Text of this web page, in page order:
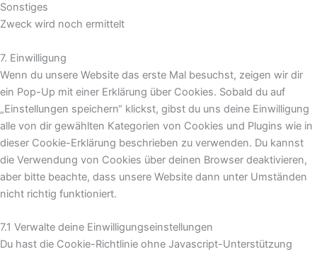
Sonstiges
Zweck wird noch ermittelt
7. Einwilligung
Wenn du unsere Website das erste Mal besuchst, zeigen wir dir
ein Pop-Up mit einer Erklärung über Cookies. Sobald du auf
„Einstellungen speichern“ klickst, gibst du uns deine Einwilligung
alle von dir gewählten Kategorien von Cookies und Plugins wie in
dieser Cookie-Erklärung beschrieben zu verwenden. Du kannst
die Verwendung von Cookies über deinen Browser deaktivieren,
aber bitte beachte, dass unsere Website dann unter Umständen
nicht richtig funktioniert.
7.1 Verwalte deine Einwilligungseinstellungen
Du hast die Cookie-Richtlinie ohne Javascript-Unterstützung